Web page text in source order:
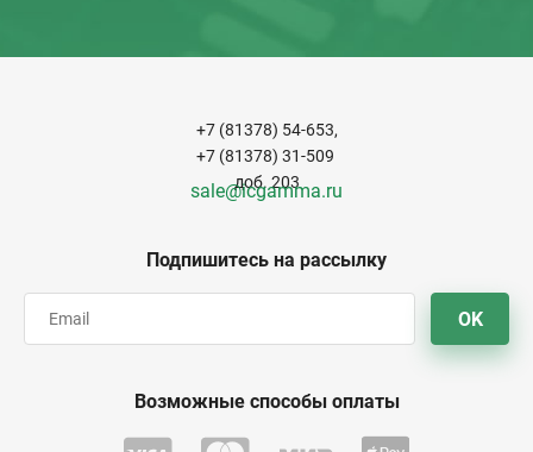
Подпишитесь на рассылку
OK
+7 (81378) 54-653,
+7 (81378) 31-509
доб. 203
sale@icgamma.ru
Возможные способы оплаты